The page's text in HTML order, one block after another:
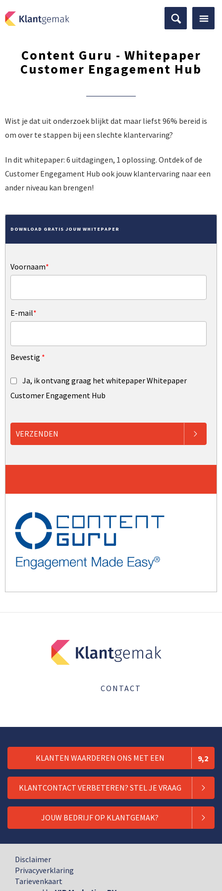
Content Guru - Whitepaper
Customer Engagement Hub
Wist je dat uit onderzoek blijkt dat maar liefst 96% bereid is
om over te stappen bij een slechte klantervaring?
In dit whitepaper: 6 uitdagingen, 1 oplossing. Ontdek of de
Customer Engegament Hub ook jouw klantervaring naar een
ander niveau kan brengen!
DOWNLOAD GRATIS JOUW WHITEPAPER
Voornaam*
E-mail*
Bevestig *
Ja, ik ontvang graag het whitepaper Whitepaper
Customer Engagement Hub
VERZENDEN
CONTACT
KLANTEN WAARDEREN ONS MET EEN 9,2
KLANTCONTACT VERBETEREN? STEL JE VRAAG
JOUW BEDRIJF OP KLANTGEMAK?
Disclaimer
Privacyverklaring
Tarievenkaart